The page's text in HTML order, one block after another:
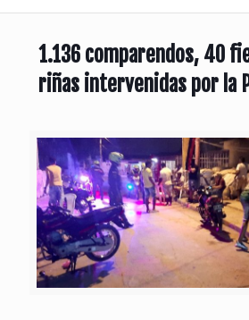
1.136 comparendos, 40
riñas intervenidas por la